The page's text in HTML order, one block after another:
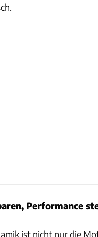
Performance
ist nicht nur die